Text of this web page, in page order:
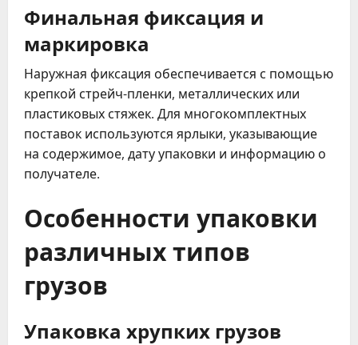
Финальная фиксация и
маркировка
Наружная фиксация обеспечивается с помощью
крепкой стрейч-пленки, металлических или
пластиковых стяжек. Для многокомплектных
поставок используются ярлыки, указывающие
на содержимое, дату упаковки и информацию о
получателе.
Особенности упаковки
различных типов
грузов
Упаковка хрупких грузов